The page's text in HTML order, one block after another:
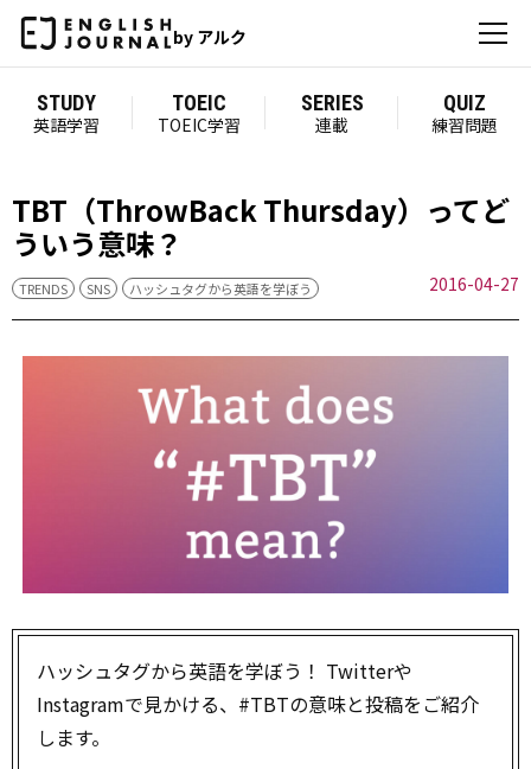
by アルク
STUDY
英語学習
TOEIC
TOEIC学習
SERIES
連載
QUIZ
練習問題
TBT（ThrowBack Thursday）ってど
ういう意味？
TRENDS SNS ハッシュタグから英語を学ぼう 2016-04-27
ハッシュタグから英語を学ぼう！ Twitterや
Instagramで見かける、#TBTの意味と投稿をご紹介
します。